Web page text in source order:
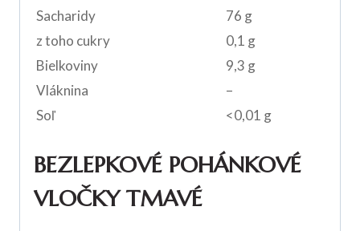
Sacharidy
76 g
z toho cukry
0,1 g
Bielkoviny
9,3 g
Vláknina
–
Soľ
<0,01 g
BEZLEPKOVÉ POHÁNKOVÉ
VLOČKY TMAVÉ